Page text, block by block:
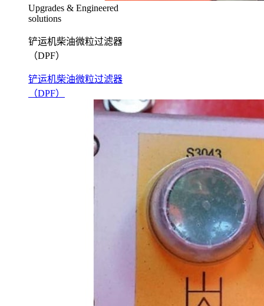
Upgrades & Engineered
solutions
铲运机柴油微粒过滤器
（DPF）
铲运机柴油微粒过滤器
（DPF）